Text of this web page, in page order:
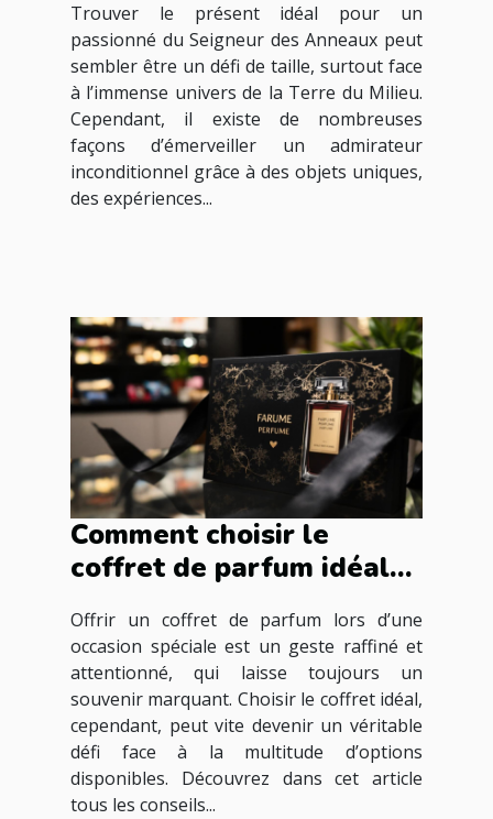
Anneaux ?
Trouver le présent idéal pour un
passionné du Seigneur des Anneaux peut
sembler être un défi de taille, surtout face
à l’immense univers de la Terre du Milieu.
Cependant, il existe de nombreuses
façons d’émerveiller un admirateur
inconditionnel grâce à des objets uniques,
des expériences...
Comment choisir le
coffret de parfum idéal
spéciales ?
Offrir un coffret de parfum lors d’une
occasion spéciale est un geste raffiné et
attentionné, qui laisse toujours un
souvenir marquant. Choisir le coffret idéal,
cependant, peut vite devenir un véritable
défi face à la multitude d’options
disponibles. Découvrez dans cet article
tous les conseils...